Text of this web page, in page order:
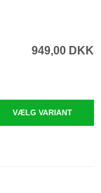
949,00 DKK
VÆLG VARIANT